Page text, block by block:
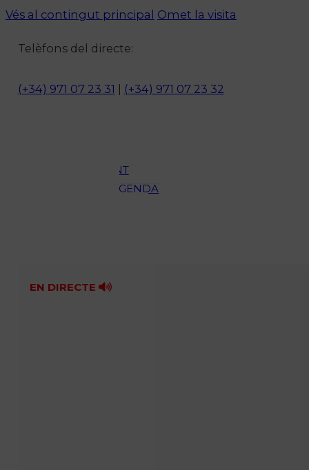
Vés al contingut principal Omet la visita
Telèfons del directe:
(+34) 971 07 23 31 (+34) 971 07 23 32
OCI
AMBIENT
AGENDA
Fes-te'n soci!
EN DIRECTE